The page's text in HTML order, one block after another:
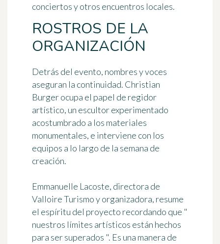
conciertos y otros encuentros locales.
ROSTROS DE LA
ORGANIZACIÓN
Detrás del evento, nombres y voces
aseguran la continuidad. Christian
Burger ocupa el papel de regidor
artístico, un escultor experimentado
acostumbrado a los materiales
monumentales, e interviene con los
equipos a lo largo de la semana de
creación.
Emmanuelle Lacoste, directora de
Valloire Turismo y organizadora, resume
el espíritu del proyecto recordando que "
nuestros límites artísticos están hechos
para ser superados ". Es una manera de